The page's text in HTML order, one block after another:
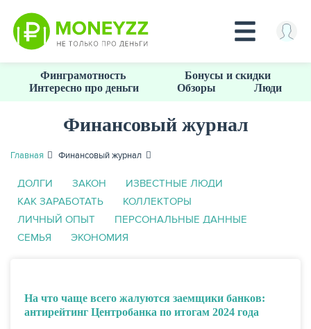
основному
КРЕДИТЫ
Финграмотность
Бонусы и скидки
Интересно про деньги
Обзоры Люди
Финансовый журнал
Главная Финансовый журнал
ДОЛГИ ЗАКОН
ИЗВЕСТНЫЕ ЛЮДИ
КАК ЗАРАБОТАТЬ
КОЛЛЕКТОРЫ
ЛИЧНЫЙ ОПЫТ
ПЕРСОНАЛЬНЫЕ ДАННЫЕ
СЕМЬЯ
ЭКОНОМИЯ
На что чаще всего жалуются заемщики банков:
антирейтинг Центробанка по итогам 2024 года